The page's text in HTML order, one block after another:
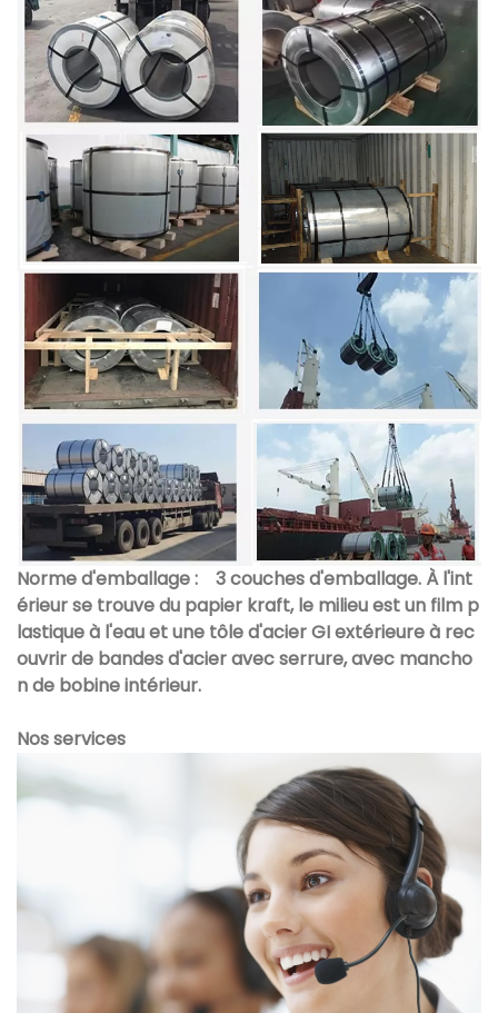
Norme d'emballage :
3 couches d'emballage. À l'int
érieur se trouve du papier kraft, le milieu est un film p
lastique à l'eau et une tôle d'acier GI extérieure à rec
ouvrir de bandes d'acier avec serrure, avec mancho
n de bobine intérieur.
Nos services